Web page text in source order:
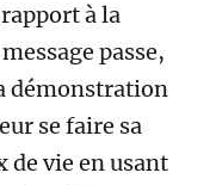
à la
passe,
démonstration
se faire sa
de vie en usant